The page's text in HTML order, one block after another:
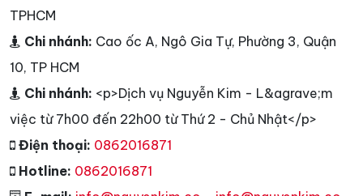
TPHCM
Chi nhánh: Cao ốc A, Ngô Gia Tự, Phường 3, Quận
10, TP HCM
Chi nhánh: <p>Dịch vụ Nguyễn Kim - L&agrave;m
việc từ 7h00 đến 22h00 từ Thứ 2 - Chủ Nhật</p>
Điện thoại: 0862016871
Hotline: 0862016871